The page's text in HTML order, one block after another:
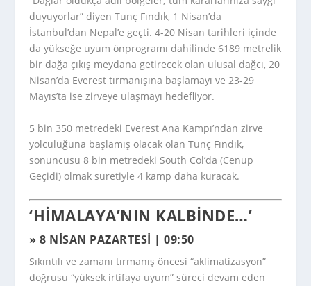
duyuyorlar” diyen Tunç Fındık, 1 Nisan’da
İstanbul’dan Nepal’e geçti. 4-20 Nisan tarihleri içinde
da yükseğe uyum önprogramı dahilinde 6189 metrelik
bir dağa çıkış meydana getirecek olan ulusal dağcı, 20
Nisan’da Everest tırmanışına başlamayı ve 23-29
Mayıs’ta ise zirveye ulaşmayı hedefliyor.
5 bin 350 metredeki Everest Ana Kampı’ndan zirve
yolculuğuna başlamış olacak olan Tunç Fındık,
sonuncusu 8 bin metredeki South Col’da (Cenup
Geçidi) olmak suretiyle 4 kamp daha kuracak.
‘HIMALAYA’NIN KALBINDE…’
» 8 NISAN PAZARTESI | 09:50
Sıkıntılı ve zamanı tırmanış öncesi “aklimatizasyon”
doğrusu “yüksek irtifaya uyum” süreci devam eden